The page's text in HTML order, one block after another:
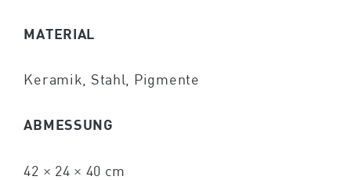
MATERIAL
Keramik, Stahl, Pigmente
ABMESSUNG
42 × 24 × 40 cm